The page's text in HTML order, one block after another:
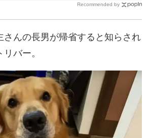
Recommended by
さんの長男が帰省すると知らされ
バー。